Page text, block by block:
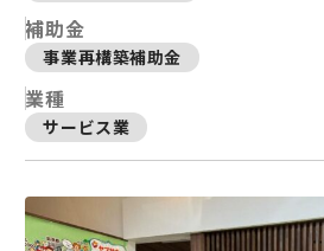
補助金
事業再構築補助金
業種
サービス業